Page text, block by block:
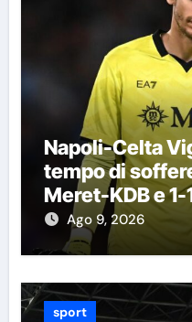
Napoli-Celta
tempo di
Meret-KDB e 1-
Ago 9, 2026
sport